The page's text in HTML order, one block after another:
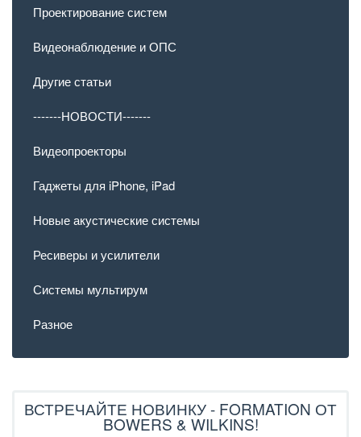
Проектирование систем
Видеонаблюдение и ОПС
Другие статьи
-------НОВОСТИ-------
Видеопроекторы
Гаджеты для iPhone, iPad
Новые акустические системы
Ресиверы и усилители
Системы мультирум
Разное
ВСТРЕЧАЙТЕ НОВИНКУ - FORMATION ОТ
BOWERS & WILKINS!